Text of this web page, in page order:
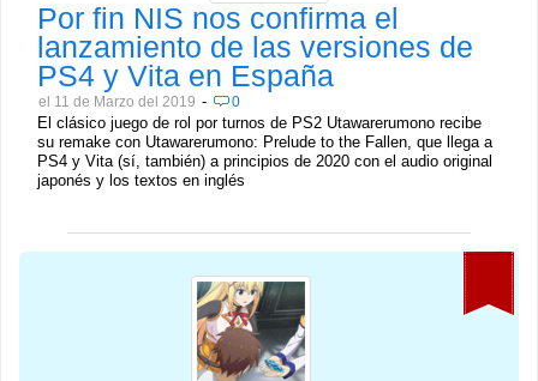
Por fin NIS nos confirma el
lanzamiento de las versiones de
PS4 y Vita en España
el 11 de Marzo del 2019 - 0
El clásico juego de rol por turnos de PS2 Utawarerumono recibe
su remake con Utawarerumono: Prelude to the Fallen, que llega a
PS4 y Vita (sí, también) a principios de 2020 con el audio original
japonés y los textos en inglés